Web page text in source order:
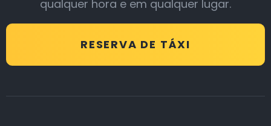
qualquer hora e em qualquer lugar.
RESERVA DE TÁXI